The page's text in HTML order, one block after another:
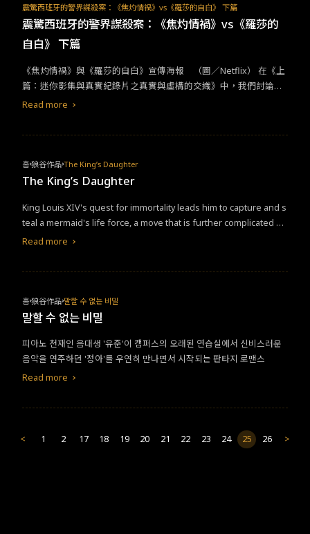
震驚西班牙的警界謀殺案：《焦灼情禍》vs《羅莎的自白》 下篇
震驚西班牙的警界謀殺案：《焦灼情禍》vs《羅莎的
自白》 下篇
​​《焦灼情禍》與《羅莎的自白》宣傳海報 （圖／Netflix）​ ​​在​​《​​上
篇：迷你影集與真實紀錄片之真實與虛構的交織​​》中​​，我們討論了
影集​​《焦灼情禍》​​和紀錄片​​《羅莎的自白》​​這兩部西班牙影劇主角
不同看法。有些人認為Rosa和Albert是兇手，他們應該受到法律的
制裁；另一些人則認為Rosa是受害者，她應該得到同情和理解。​
Read more
홈 狼谷作品 The King’s Daughter
The King’s Daughter
King Louis XIV's quest for immortality leads him to capture and s
teal a mermaid's life force, a move that is further complicated by
his illegitimate daughter's discovery of the creature.
Read more
홈 狼谷作品 말할 수 없는 비밀
말할 수 없는 비밀
피아노 천재인 음대생 '유준'이 캠퍼스의 오래된 연습실에서 신비스러운
음악을 연주하던 '정아'를 우연히 만나면서 시작되는 판타지 로맨스
Read more
< 1 2 17 18 19 20 21 22 23 24 25 26 >